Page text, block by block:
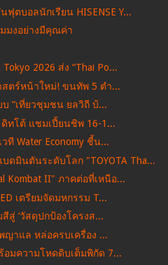
ตบอลนักเรียน HISENSE Y...
มมงอย่างมีคุณค่า
2026 ส่ง “Thai Po...
สตร์หน้าใหม่! ขนทัพ 5 ตำ...
“เที่ยวชุมชน ยลวิถี บ้...
ทโต้ แชมเปี้ยนชิพ 16-1...
ที Water Economy ชี้น...
ดมินตันระดับโลก "TOYOTA Tha...
Kombat II" ภาคต่อที่เหนือ...
เตรียมจัดมหกรรม T...
สู่ ‘วัสดุปกป้องโครงส...
ญาแล หล่อครบเครื่อง ...
อมความโหดดิบเต็มพิกัด 7...